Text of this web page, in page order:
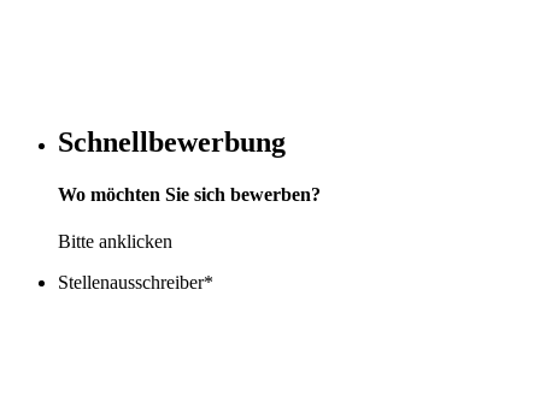
Schnellbewerbung
Wo möchten Sie sich bewerben?
Bitte anklicken
Stellenausschreiber*